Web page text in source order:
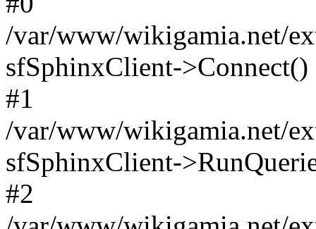
/var/www/wikigamia.net/
sfSphinxClient->Connect()
#1
/var/www/wikigamia.net/
sfSphinxClient-
#2